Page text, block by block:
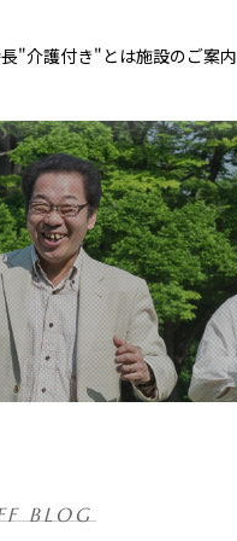
"介護付き"とは施設のご案内
BLOG